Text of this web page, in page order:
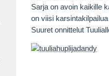
Sarja on avoin kaikille
on viisi
Suuret onnittelut